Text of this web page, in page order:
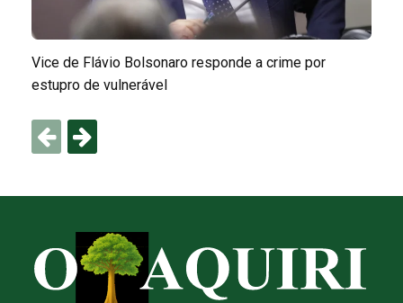
Vice de Flávio Bolsonaro responde a crime por
estupro de vulnerável